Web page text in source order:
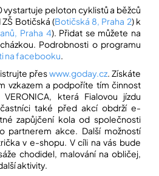
vystartuje peloton cyklistů a běžců
Botičská (Botičská 8, Praha 2) k
Praha 4). Přidat se můžete na
Podrobnosti o programu
na facebooku.
přeswww.goday.cz. Získáte
vzkazem a podpoříte tím činnost
která Fialovou jízdu
také před akcí obdrží e-
zapůjčení kola od společnosti
partnerem akce. Další možností
v e-shopu. V cíli na vás bude
chodidel, malování na obličej,
aktivity.